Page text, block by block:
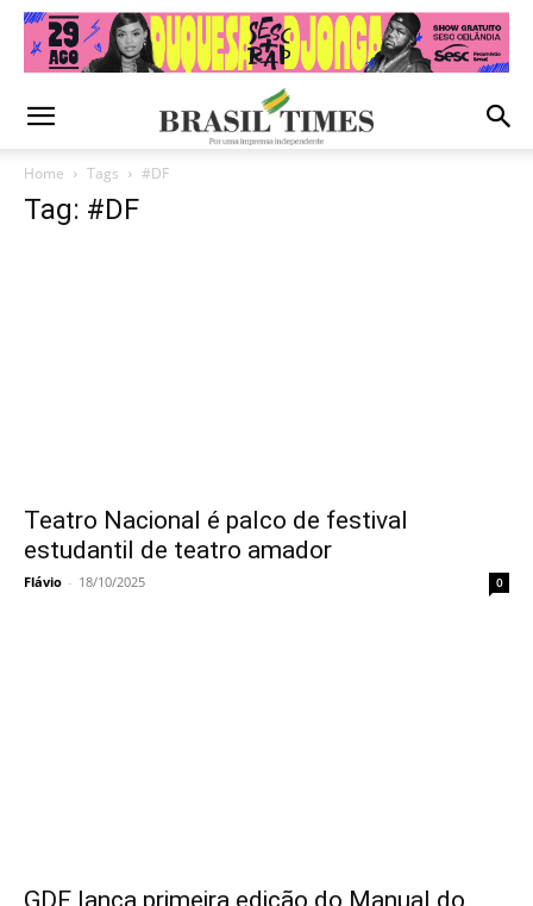
Home Tags #DF
Tag: #DF
Teatro Nacional é palco de festival
estudantil de teatro amador
Flávio - 18/10/2025 0
GDF lança primeira edição do Manual do